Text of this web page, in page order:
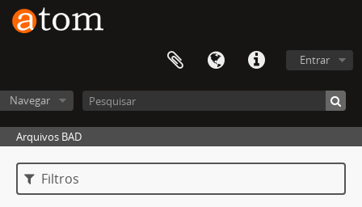
Entrar
Navegar
Arquivos BAD
Filtros